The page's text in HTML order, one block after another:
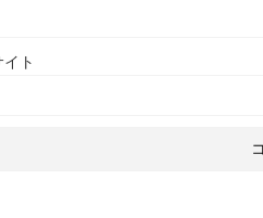
イト